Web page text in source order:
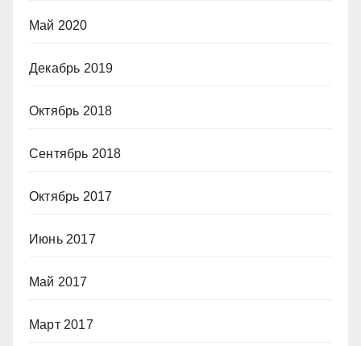
Май 2020
Декабрь 2019
Октябрь 2018
Сентябрь 2018
Октябрь 2017
Июнь 2017
Май 2017
Март 2017